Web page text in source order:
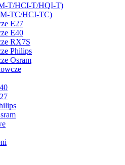
T/HCI-T/HQI-T)
TC/HCI-TC)
E27
E40
RX7S
Philips
Osram